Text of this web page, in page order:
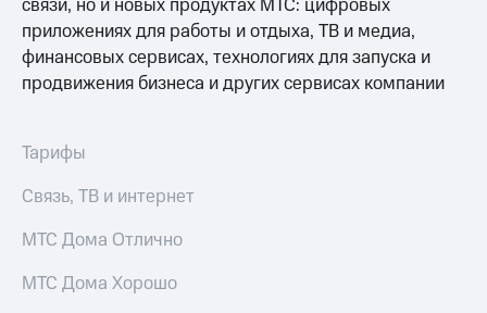
связи, но и новых продуктах МТС: цифровых
приложениях для работы и отдыха, ТВ и медиа,
финансовых сервисах, технологиях для запуска и
продвижения бизнеса и других сервисах компании
Тарифы
Связь, ТВ и интернет
МТС Дома Отлично
МТС Дома Хорошо